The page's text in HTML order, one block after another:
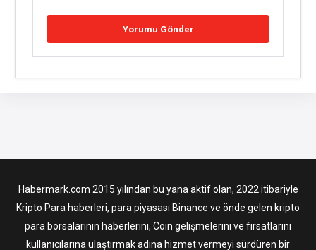
Habermark.com 2015 yılından bu yana aktif olan, 2022 itibariyle
Kripto Para haberleri, para piyasası Binance ve önde gelen kripto
para borsalarının haberlerini, Coin gelişmelerini ve fırsatlarını
kullanıcılarına ulaştırmak adına hizmet vermeyi sürdüren bir